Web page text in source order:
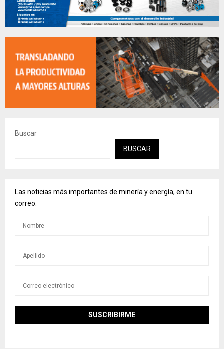
Buscar
BUSCAR
Las noticias más importantes de minería y energía, en tu
correo.